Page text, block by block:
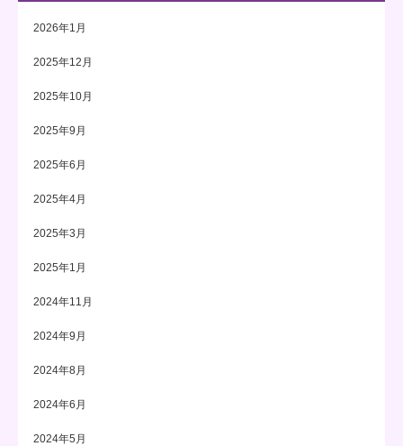
2026年1月
2025年12月
2025年10月
2025年9月
2025年6月
2025年4月
2025年3月
2025年1月
2024年11月
2024年9月
2024年8月
2024年6月
2024年5月